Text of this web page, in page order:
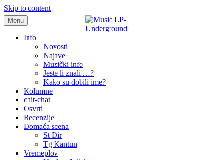
Skip to content
samo muzika i …..
Menu
Info
Novosti
Najave
Muzički info
Jeste li znali …?
Kako su dobili ime?
Kolumne
chit-chat
Osvrti
Recenzije
Domaća scena
St Đir
Tg Kantun
Vremeplov